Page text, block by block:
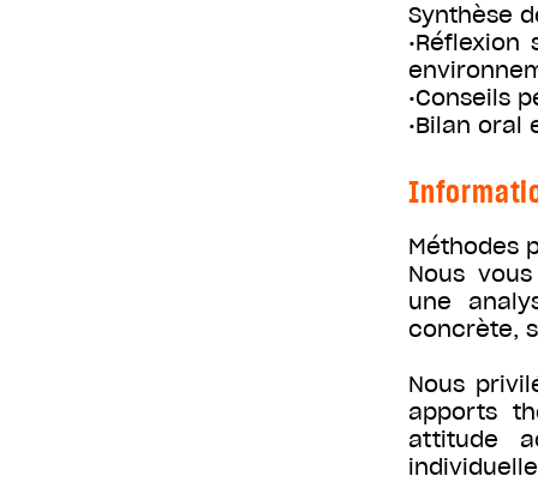
Synthèse
•Conseils
•Bilan oral
Méthodes
Nous
une
concrète,
Nous
apports
attitude